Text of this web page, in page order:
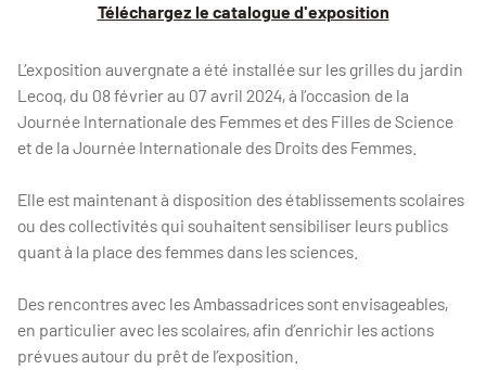
Téléchargez le catalogue d'exposition
L’exposition auvergnate a été installée sur les grilles du jardin
Lecoq, du 08 février au 07 avril 2024, à l’occasion de la
Journée Internationale des Femmes et des Filles de Science
et de la Journée Internationale des Droits des Femmes.
Elle est maintenant à disposition des établissements scolaires
ou des collectivités qui souhaitent sensibiliser leurs publics
quant à la place des femmes dans les sciences.
Des rencontres avec les Ambassadrices sont envisageables,
en particulier avec les scolaires, afin d’enrichir les actions
prévues autour du prêt de l’exposition.